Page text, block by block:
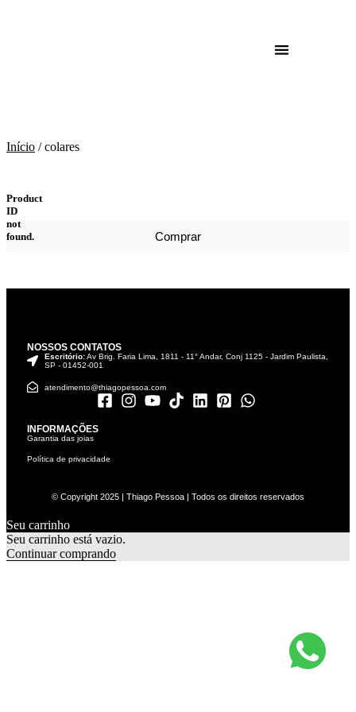
Início / colares
Product
ID
not
found.
Comprar
NOSSOS CONTATOS
Escritório:Av Brig. Faria Lima, 1811 - 11° Andar, Conj 1125 - Jardim Paulista,
SP - 01452-001
atendimento@thiagopessoa.com
INFORMAÇÕES
Garantia das joias
Política de privacidade
© Copyright 2025 | Thiago Pessoa | Todos os direitos reservados
Seu carrinho
Seu carrinho está vazio.
Continuar comprando